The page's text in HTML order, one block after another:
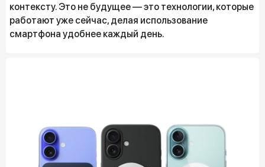
контексту. Это не будущее — это технологии, которые
работают уже сейчас, делая использование
смартфона удобнее каждый день.